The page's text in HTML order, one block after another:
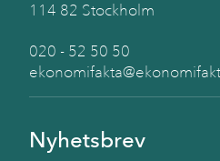
114 82 Stockholm
020 - 52 50 50
Nyhetsbrev